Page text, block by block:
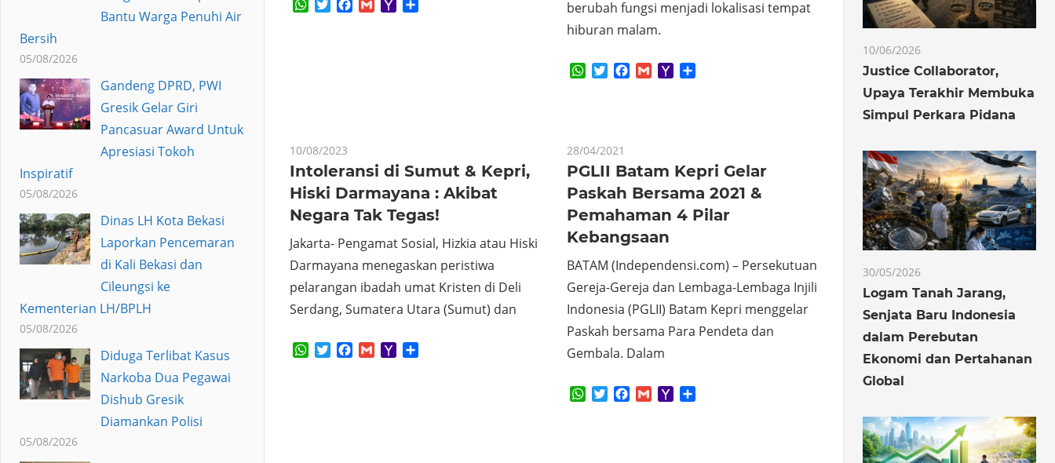
WhatsApp
TwitterFacebook
GmailYahoo
berubah fungsi menjadi lokalisasi tempat
hiburan malam.
WhatsApp
TwitterFacebook
GmailYahoo
10/08/2023
Intoleransi di Sumut & Kepri,
Hiski Darmayana : Akibat
Negara Tak Tegas!
Jakarta- Pengamat Sosial, Hizkia atau Hiski
Darmayana menegaskan peristiwa
pelarangan ibadah umat Kristen di Deli
Serdang, Sumatera Utara (Sumut) dan
WhatsApp
TwitterFacebook
GmailYahoo
28/04/2021
PGLII Batam Kepri Gelar
Paskah Bersama 2021 &
Pemahaman 4 Pilar
Kebangsaan
BATAM (Independensi.com) – Persekutuan
Gereja-Gereja dan Lembaga-Lembaga Injili
Indonesia (PGLII) Batam Kepri menggelar
Paskah bersama Para Pendeta dan
Gembala. Dalam
WhatsApp
TwitterFacebook
GmailYahoo
Bantu Warga Penuhi Air
Bersih
05/08/2026
Gandeng DPRD, PWI
Gresik Gelar Giri
Pancasuar Award Untuk
Apresiasi Tokoh
Inspiratif
05/08/2026
Dinas LH Kota Bekasi
Laporkan Pencemaran
di Kali Bekasi dan
Cileungsi ke
Kementerian LH/BPLH
05/08/2026
Diduga Terlibat Kasus
Narkoba Dua Pegawai
Dishub Gresik
Diamankan Polisi
05/08/2026
10/06/2026
Justice Collaborator,
Upaya Terakhir Membuka
Simpul Perkara Pidana
30/05/2026
Logam Tanah Jarang,
Senjata Baru Indonesia
dalam Perebutan
Ekonomi dan Pertahanan
Global